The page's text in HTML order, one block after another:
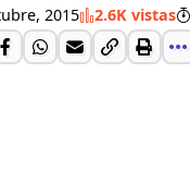
2015 2.6K vistas